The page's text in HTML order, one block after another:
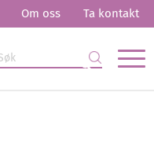
Om oss Ta kontakt